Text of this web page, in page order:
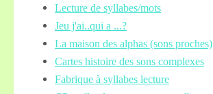
Lecture de syllabes/mots
Jeu j'ai..qui a ...?
La maison des alphas (sons proches)
Cartes histoire des sons complexes
Fabrique à syllabes lecture